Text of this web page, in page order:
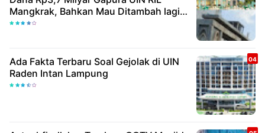
Mangkrak, Bahkan Mau Ditambah lagi 7
Milyar
Ada Fakta Terbaru Soal Gejolak di UIN
Raden Intan Lampung